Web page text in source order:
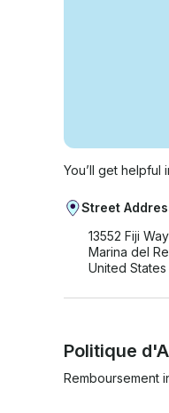
You’ll get
Street
13552 Fiji Way
Marina del
United States
Politique
Remboursement